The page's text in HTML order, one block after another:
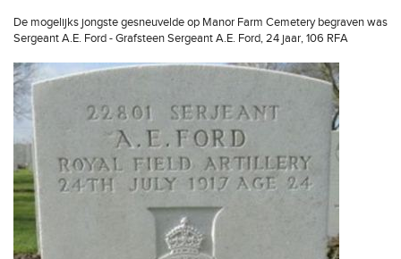
De mogelijks jongste gesneuvelde op Manor Farm Cemetery begraven was
Sergeant A.E. Ford - Grafsteen Sergeant A.E. Ford, 24 jaar, 106 RFA